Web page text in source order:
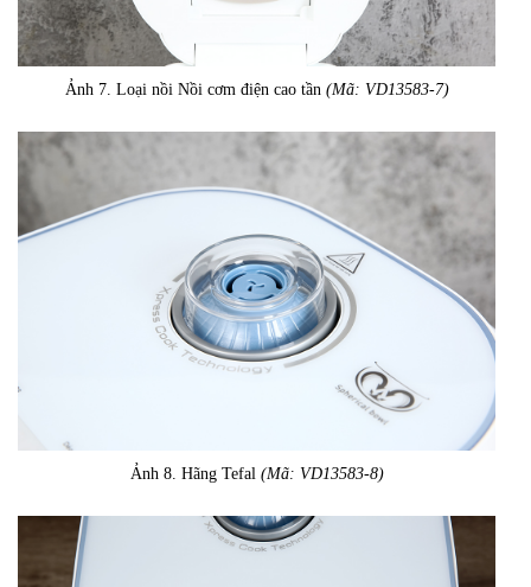
Ảnh 7. Loại nồi Nồi cơm điện cao tần (Mã: VD13583-7)
Ảnh 8. Hãng Tefal (Mã: VD13583-8)